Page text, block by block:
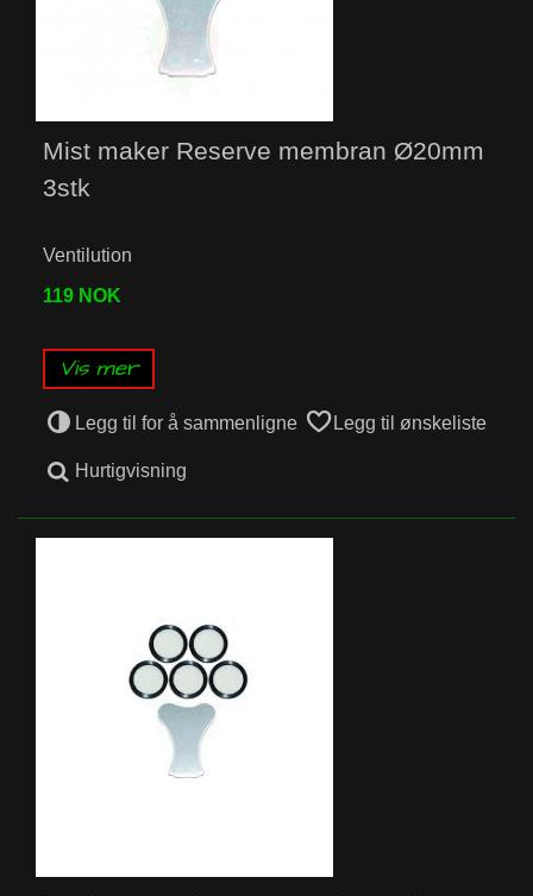
Mist maker Reserve membran Ø20mm
3stk
Ventilution
119 NOK
Vis mer
Legg til for å sammenligne Legg til ønskeliste
Hurtigvisning